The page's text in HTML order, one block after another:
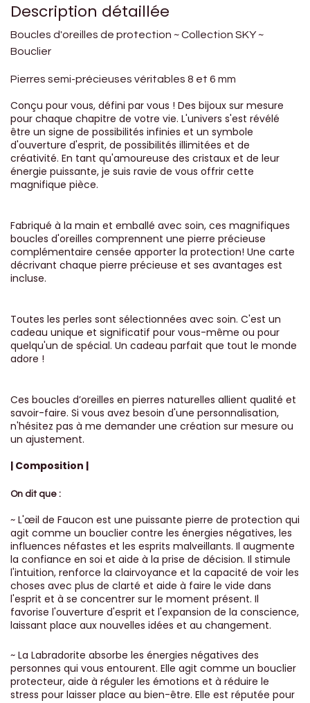
Description détaillée
Boucles d'oreilles de protection ~ Collection SKY~
Bouclier
Pierres semi-précieuses véritables 8 et 6 mm
Conçu pour vous, défini par vous ! Des bijoux sur mesure
pour chaque chapitre de votre vie. L'univers s'est révélé
être un signe de possibilités infinies et un symbole
d'ouverture d'esprit, de possibilités illimitées et de
créativité. En tant qu'amoureuse des cristaux et de leur
énergie puissante, je suis ravie de vous offrir cette
magnifique pièce.
Fabriqué à la main et emballé avec soin, ces magnifiques
boucles d'oreilles comprennent une pierre précieuse
complémentaire censée apporter la protection! Une carte
décrivant chaque pierre précieuse et ses avantages est
incluse.
Toutes les perles sont sélectionnées avec soin. C'est un
cadeau unique et significatif pour vous-même ou pour
quelqu'un de spécial. Un cadeau parfait que tout le monde
adore !
Ces boucles d’oreilles en pierres naturelles allient qualité et
savoir-faire. Si vous avez besoin d'une personnalisation,
n'hésitez pas à me demander une création sur mesure ou
un ajustement.
| Composition |
On dit que :
~ L'œil de Faucon est une puissante pierre de protection qui
agit comme un bouclier contre les énergies négatives, les
influences néfastes et les esprits malveillants. Il augmente
la confiance en soi et aide à la prise de décision. Il stimule
l'intuition, renforce la clairvoyance et la capacité de voir les
choses avec plus de clarté et aide à faire le vide dans
l'esprit et à se concentrer sur le moment présent. Il
favorise l'ouverture d'esprit et l'expansion de la conscience,
laissant place aux nouvelles idées et au changement.
~ La Labradorite absorbe les énergies négatives des
personnes qui vous entourent. Elle agit comme un bouclier
protecteur, aide à réguler les émotions et à réduire le
stress pour laisser place au bien-être. Elle est réputée pour